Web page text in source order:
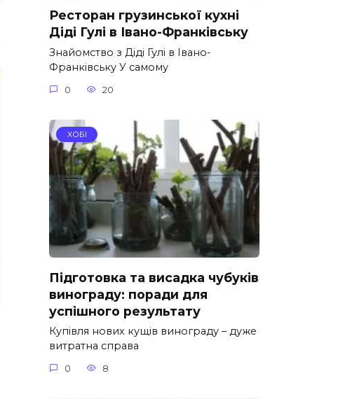
Ресторан грузинської кухні
Діді Гулі в Івано-Франківську
Знайомство з Діді Гулі в Івано-
Франківську У самому
0 20
ХОБІ
Підготовка та висадка чубуків
винограду: поради для
успішного результату
Купівля нових кущів винограду – дуже
витратна справа
0 8